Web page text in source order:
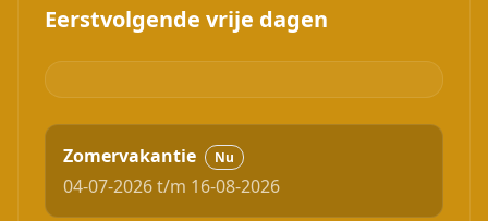
Eerstvolgende vrije dagen
Zomervakantie Nu
04-07-2026 t/m 16-08-2026